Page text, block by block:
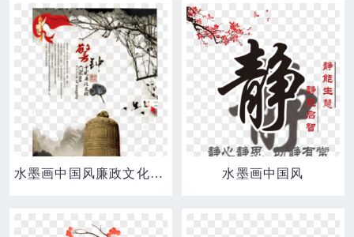
水墨画中国风廉政文化展板系列 水墨画中国风